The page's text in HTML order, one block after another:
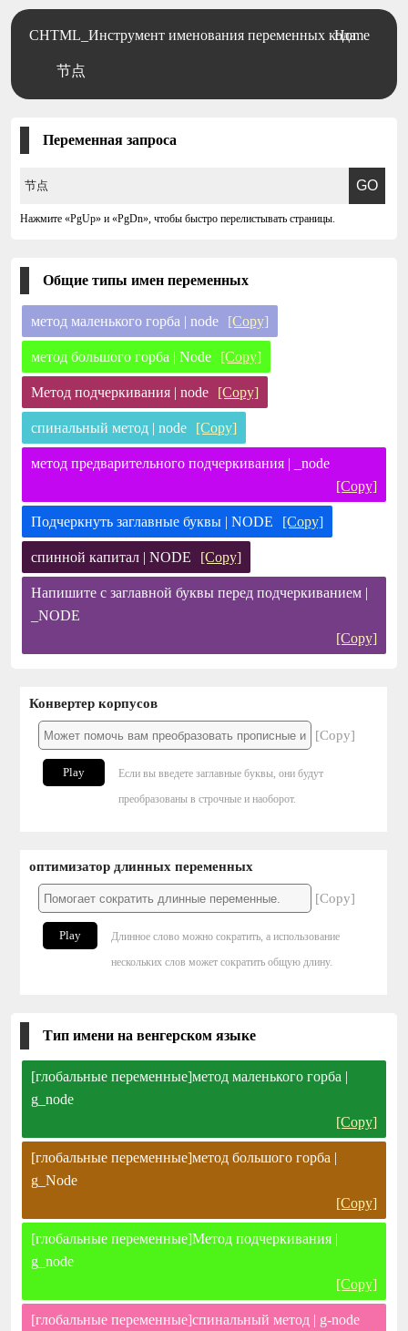
CHTML_Инструмент именования переменных кода
节点
Home
Переменная запроса
Нажмите «PgUp» и «PgDn», чтобы быстро перелистывать страницы.
Общие типы имен переменных
метод маленького горба | node [Copy]
метод большого горба | Node [Copy]
Метод подчеркивания | node [Copy]
спинальный метод | node [Copy]
метод предварительного подчеркивания | _node
[Copy]
Подчеркнуть заглавные буквы | NODE [Copy]
спинной капитал | NODE [Copy]
Напишите с заглавной буквы перед подчеркиванием |
_NODE
[Copy]
Конвертер корпусов
[Copy]
Play
Если вы введете заглавные буквы, они будут
преобразованы в строчные и наоборот.
оптимизатор длинных переменных
[Copy]
Play
Длинное слово можно сократить, а использование
нескольких слов может сократить общую длину.
Тип имени на венгерском языке
[глобальные переменные]метод маленького горба |
g_node
[Copy]
[глобальные переменные]метод большого горба |
g_Node
[Copy]
[глобальные переменные]Метод подчеркивания |
g_node
[Copy]
[глобальные переменные]спинальный метод | g-node